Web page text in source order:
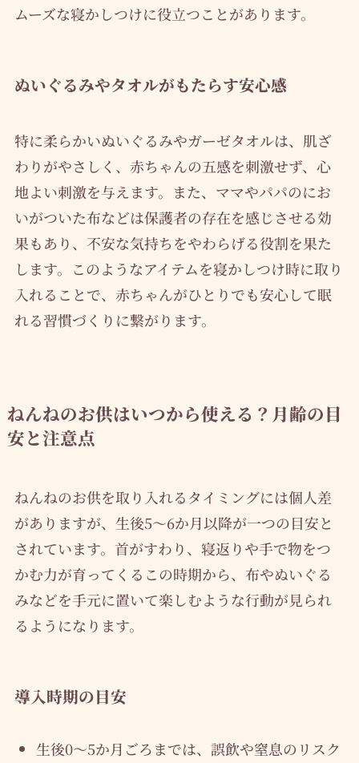
ムーズな寝かしつけに役立つことがあります。
ぬいぐるみやタオルがもたらす安心感
特に柔らかいぬいぐるみやガーゼタオルは、肌ざ
わりがやさしく、赤ちゃんの五感を刺激せず、心
地よい刺激を与えます。また、ママやパパのにお
いがついた布などは保護者の存在を感じさせる効
果もあり、不安な気持ちをやわらげる役割を果た
します。このようなアイテムを寝かしつけ時に取り
入れることで、赤ちゃんがひとりでも安心して眠
れる習慣づくりに繋がります。
ねんねのお供はいつから使える？月齢の目
安と注意点
ねんねのお供を取り入れるタイミングには個人差
がありますが、生後5〜6か月以降が一つの目安と
されています。首がすわり、寝返りや手で物をつ
かむ力が育ってくるこの時期から、布やぬいぐる
みなどを手元に置いて楽しむような行動が見られ
るようになります。
導入時期の目安
生後0〜5か月ごろまでは、誤飲や窒息のリスク